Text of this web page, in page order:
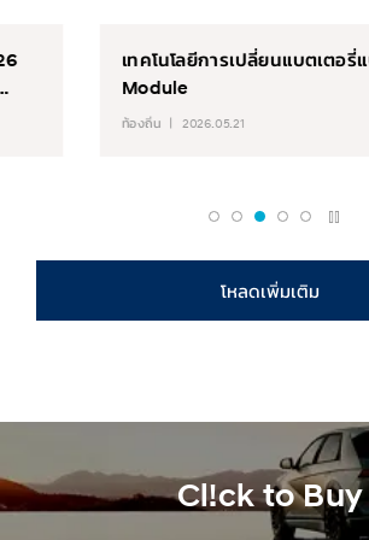
เทคโนโลยีการเปลี่ยนแบตเตอรี่
Module
ท้องถิ่น 2026.05.21
โหลดเพิ่มเติม
Cl!ck to Buy